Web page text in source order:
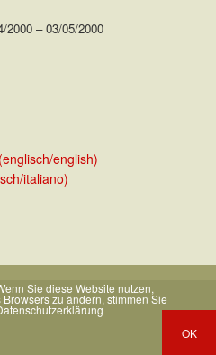
2000 – 03/05/2000
english)
italiano)
Sie diese Website nutzen,
zu ändern, stimmen Sie
OK